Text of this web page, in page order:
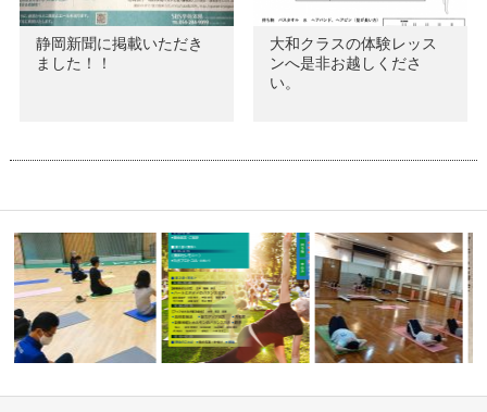
静岡新聞に掲載いただき
ました！！
大和クラスの体験レッス
ンへ是非お越しくださ
い。